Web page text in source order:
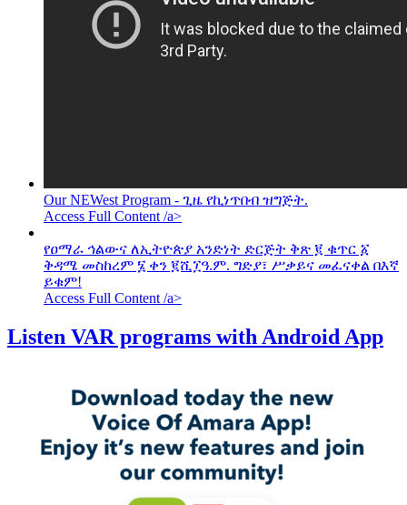
Our NEWest Program - ጊዜ የኪነጥበብ ዝግጅት.
Access Full Content /a>
የዐማራ ኅልውና ለኢትዮጵያ አንድነት ድርጅት ቅጽ ፪ ቁጥር ፩
ቅዳሜ መስከረም ፮ ቀን ፪ሺ፲ዓ.ም. ግድያ፣ ሥቃይና መፈናቀል በእኛ
ይቁም!
Access Full Content /a>
Listen VAR programs with Android App